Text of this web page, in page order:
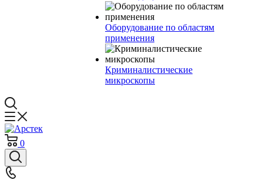
Оборудование по областям
применения
Криминалистические
микроскопы
0